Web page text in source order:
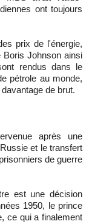
ont toujours
prix de l'énergie,
Boris Johnson ainsi
rendus dans le
pétrole au monde,
de brut.
après une
et le transfert
de guerre
est une décision
1950, le prince
ce qui a finalement